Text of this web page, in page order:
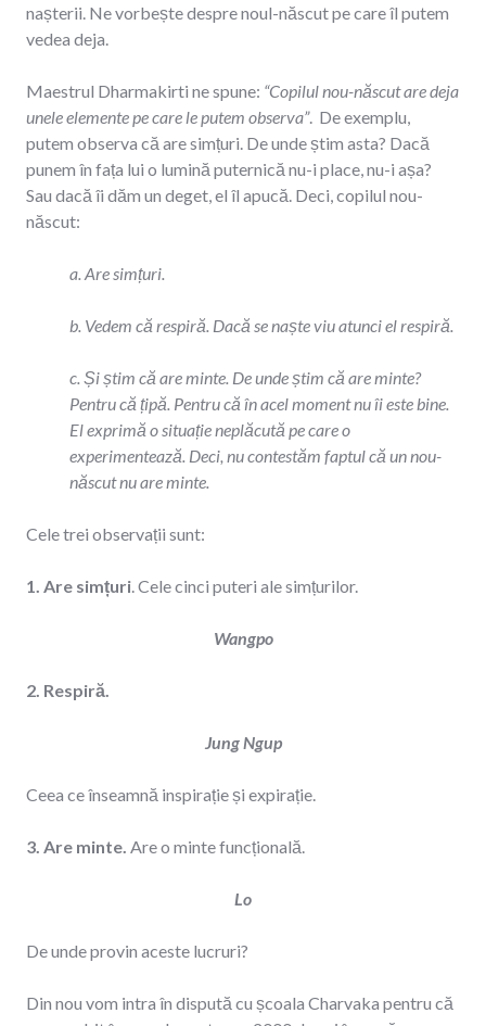
nașterii. Ne vorbește despre noul-născut pe care îl putem
vedea deja.
Maestrul Dharmakirti ne spune: “Copilul nou-născut are deja
unele elemente pe care le putem observa”. De exemplu,
putem observa că are simțuri. De unde știm asta? Dacă
punem în fața lui o lumină puternică nu-i place, nu-i așa?
Sau dacă îi dăm un deget, el îl apucă. Deci, copilul nou-
născut:
a. Are simțuri.
b. Vedem că respiră. Dacă se naște viu atunci el respiră.
c. Și știm că are minte. De unde știm că are minte?
Pentru că țipă. Pentru că în acel moment nu îi este bine.
El exprimă o situație neplăcută pe care o
experimentează. Deci, nu contestăm faptul că un nou-
născut nu are minte.
Cele trei observații sunt:
1. Are simțuri. Cele cinci puteri ale simțurilor.
Wangpo
2. Respiră.
Jung Ngup
Ceea ce înseamnă inspirație și expirație.
3. Are minte. Are o minte funcțională.
Lo
De unde provin aceste lucruri?
Din nou vom intra în dispută cu școala Charvaka pentru că